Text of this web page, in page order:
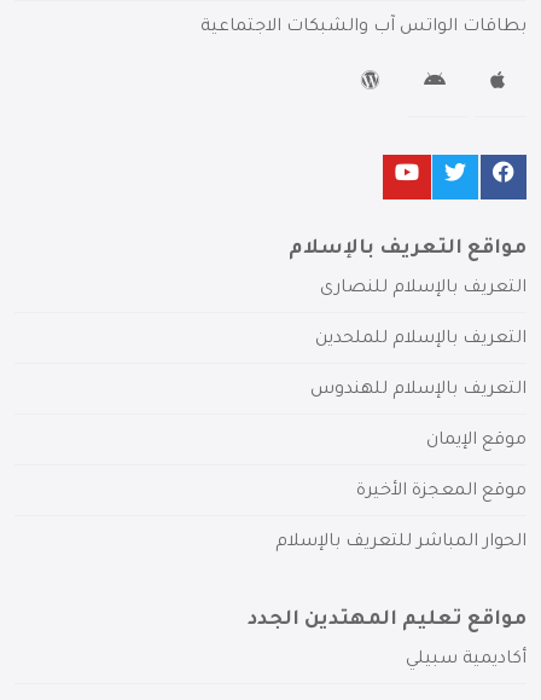
بطاقات الواتس آب والشبكات الاجتماعية
مواقع التعريف بالإسلام
التعريف بالإسلام للنصارى
التعريف بالإسلام للملحدين
التعريف بالإسلام للهندوس
موقع الإيمان
موقع المعجزة الأخيرة
الحوار المباشر للتعريف بالإسلام
مواقع تعليم المهتدين الجدد
أكاديمية سبيلي